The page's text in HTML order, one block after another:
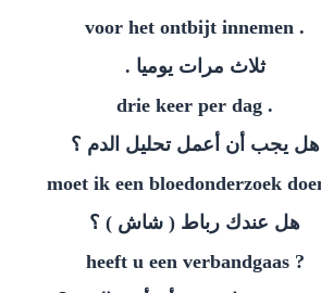
. voor het ontbijt innemen
ثلاث مرات يوميا .
. drie keer per dag
هل يجب أن أعمل تحليل الدم ؟
هل عندك رباط ( شاش ) ؟
? heeft u een verbandgaas